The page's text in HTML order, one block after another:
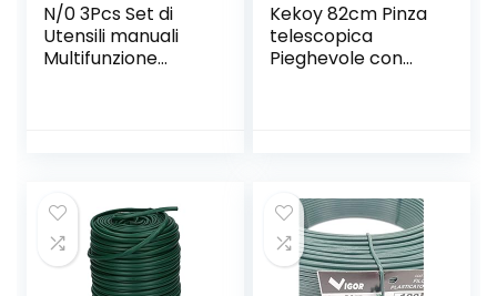
N/0 3Pcs Set di
Utensili manuali
Multifunzione
Regali di
Giardinaggio Ideali
per Donne Uomo
Kekoy 82cm Pinza
telescopica
Pieghevole con
Rotante a 90
Gradi, mascella
Antiscivolo